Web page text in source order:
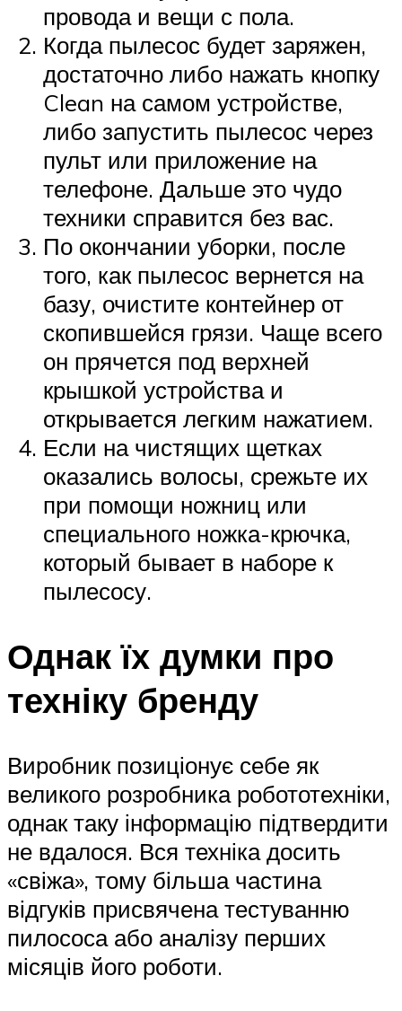
провода и вещи с пола.
Когда пылесос будет заряжен,
достаточно либо нажать кнопку
Clean на самом устройстве,
либо запустить пылесос через
пульт или приложение на
телефоне. Дальше это чудо
техники справится без вас.
По окончании уборки, после
того, как пылесос вернется на
базу, очистите контейнер от
скопившейся грязи. Чаще всего
он прячется под верхней
крышкой устройства и
открывается легким нажатием.
Если на чистящих щетках
оказались волосы, срежьте их
при помощи ножниц или
специального ножка-крючка,
который бывает в наборе к
пылесосу.
Однак їх думки про
техніку бренду
Виробник позиціонує себе як
великого розробника робототехніки,
однак таку інформацію підтвердити
не вдалося. Вся техніка досить
«свіжа», тому більша частина
відгуків присвячена тестуванню
пилососа або аналізу перших
місяців його роботи.